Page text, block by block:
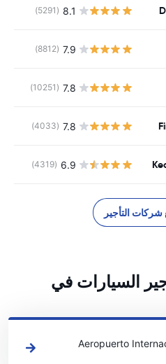
8.1
(5291)
7.9
(8812)
7.8
(10251)
7.8
(4033)
6.9
(4319)
التأجير
السيارات في
لدينا في شيتومال
Aeropuerto